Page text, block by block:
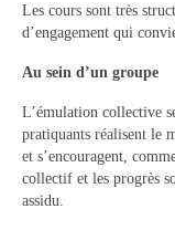
Boutique
Vos
Nos
Les cours sont très
d’engagement qui
Au sein d’un groupe
L’émulation collective
pratiquants réalisent le
et s’encouragent,
collectif et les progrès
assidu.